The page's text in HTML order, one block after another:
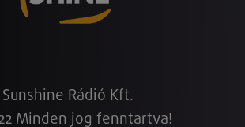
Sunshine Rádió Kft.
Minden jog fenntartva!